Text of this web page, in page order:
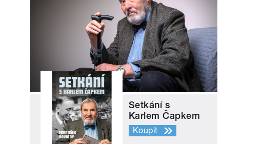
Setkání s
Karlem Čapkem
Koupit